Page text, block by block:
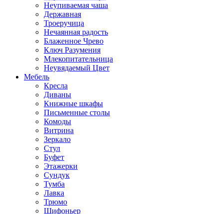
Неупиваемая чаша
Державная
Троеручица
Нечаянная радость
Блаженное Чрево
Ключ Разумения
Млекопитательница
Неувядаемый Цвет
Мебель
Кресла
Диваны
Книжные шкафы
Письменные столы
Комоды
Витрина
Зеркало
Стул
Буфет
Этажерки
Сундук
Тумба
Лавка
Трюмо
Шифоньер